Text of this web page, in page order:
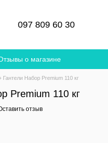
097 809 60 30
о магазине
Гантели Набор Premium 110 кг
Premium 110 кг
отзыв